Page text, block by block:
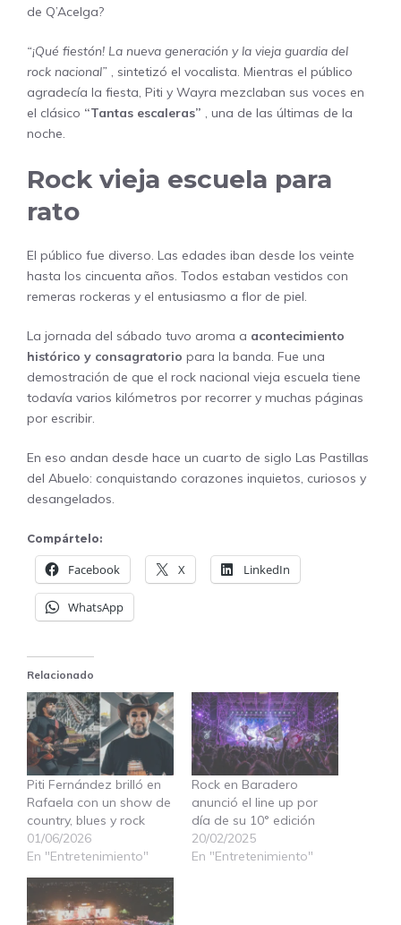
de Q’Acelga?
“¡Qué fiestón! La nueva generación y la vieja guardia del
rock nacional” , sintetizó el vocalista. Mientras el público
agradecía la fiesta, Piti y Wayra mezclaban sus voces en
el clásico “Tantas escaleras” , una de las últimas de la
noche.
Rock vieja escuela para
rato
El público fue diverso. Las edades iban desde los veinte
hasta los cincuenta años. Todos estaban vestidos con
remeras rockeras y el entusiasmo a flor de piel.
La jornada del sábado tuvo aroma a acontecimiento
histórico y consagratorio para la banda. Fue una
demostración de que el rock nacional vieja escuela tiene
todavía varios kilómetros por recorrer y muchas páginas
por escribir.
En eso andan desde hace un cuarto de siglo Las Pastillas
del Abuelo: conquistando corazones inquietos, curiosos y
desangelados.
Compártelo:
Facebook X LinkedIn
WhatsApp
Relacionado
Piti Fernández brilló en
Rafaela con un show de
country, blues y rock
01/06/2026
En "Entretenimiento"
Rock en Baradero
anunció el line up por
día de su 10° edición
20/02/2025
En "Entretenimiento"